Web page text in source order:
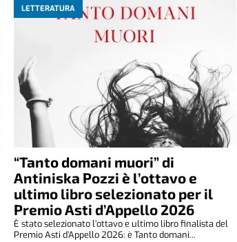
LETTERATURA
“Tanto domani muori” di
Antiniska Pozzi è l’ottavo e
ultimo libro selezionato per il
Premio Asti d’Appello 2026
È stato selezionato l’ottavo e ultimo libro finalista del
Premio Asti d’Appello 2026: è Tanto domani...